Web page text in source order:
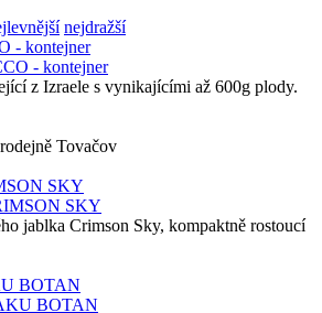
nejdražší
- kontejner
z Izraele s vynikajícími až 600g plody.
Tovačov
SKY
jablka Crimson Sky, kompaktně rostoucí
BOTAN